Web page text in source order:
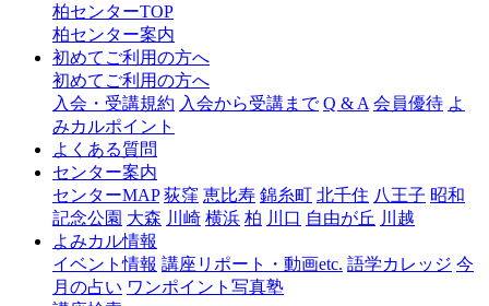
柏センターTOP
柏センター案内
初めてご利用の方へ
初めてご利用の方へ
入会・受講規約 入会から受講まで Q & A 会員優待 よ
みカルポイント
よくある質問
センター案内
センターMAP 荻窪 恵比寿 錦糸町 北千住 八王子 昭和
記念公園 大森 川崎 横浜 柏 川口 自由が丘 川越
よみカル情報
イベント情報 講座リポート・動画etc. 語学カレッジ 今
月の占い ワンポイント写真塾